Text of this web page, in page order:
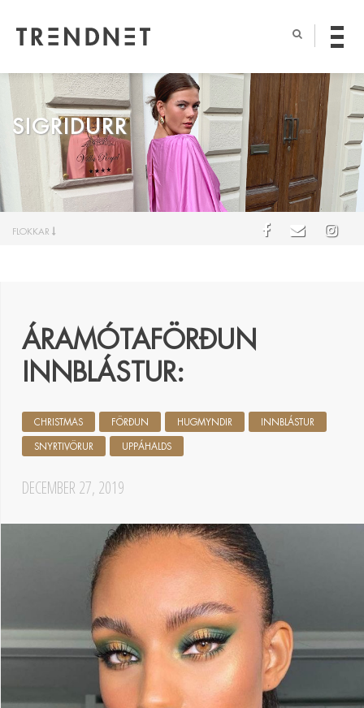
SIGRIDURR
FLOKKAR
ÁRAMÓTAFÖRÐUN
INNBLÁSTUR:
DECEMBER 27, 2019
CHRISTMAS FÖRÐUN HUGMYNDIR INNBLÁSTUR
SNYRTIVÖRUR UPPÁHALDS